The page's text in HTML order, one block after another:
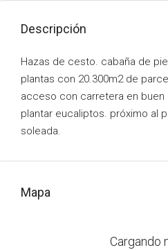
Descripción
Hazas de cesto. cabaña de
plantas con 20.300m2 de
acceso con carretera en
plantar eucaliptos. próximo al
soleada.
Mapa
Cargando